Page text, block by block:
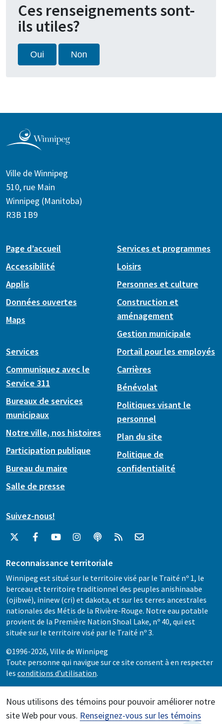
Nous utilisons des témoins pour pouvoir améliorer notre
site Web pour vous. Renseignez-vous sur les témoins
Ces renseignements sont-
ils utiles?
Oui Non
Ville de Winnipeg
510, rue Main
Winnipeg (Manitoba)
R3B 1B9
Page d’accueil
Accessibilité
Applis
Données ouvertes
Maps
Services et programmes
Loisirs
Personnes et culture
Construction et
aménagement
Gestion municipale
Services
Communiquez avec le
Service 311
Bureaux de services
municipaux
Notre ville, nos histoires
Participation publique
Bureau du maire
Salle de presse
Portail pour les employés
Carrières
Bénévolat
Politiques visant le
personnel
Plan du site
Politique de
confidentialité
Suivez-nous!
Reconnaissance territoriale
Winnipeg est situé sur le territoire visé par le Traité nº 1, le
berceau et territoire traditionnel des peuples anishinaabe
(ojibwé), ininew (cri) et dakota, et sur les terres ancestrales
nationales des Métis de la Rivière-Rouge. Notre eau potable
provient de la Première Nation Shoal Lake, nº 40, qui est
située sur le territoire visé par le Traité nº 3.
©1996-2026, Ville de Winnipeg
Toute personne qui navigue sur ce site consent à en respecter
les conditions d’utilisation.